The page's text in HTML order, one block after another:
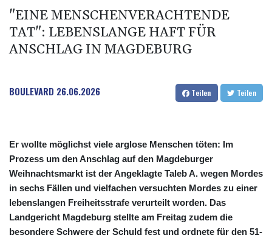
Amtsantritt von Kolumbiens Staatschef De la Espriella von
Gewalt überschattet
Basketball-WM: Geiselsöder macht gesamte Vorbereitung mit
"EINE MENSCHENVERACHTENDE
TAT": LEBENSLANGE HAFT FÜR
ANSCHLAG IN MAGDEBURG
BOULEVARD 26.06.2026 Teilen Teilen
Er wollte möglichst viele arglose Menschen töten: Im
Prozess um den Anschlag auf den Magdeburger
Weihnachtsmarkt ist der Angeklagte Taleb A. wegen Mordes
in sechs Fällen und vielfachen versuchten Mordes zu einer
lebenslangen Freiheitsstrafe verurteilt worden. Das
Landgericht Magdeburg stellte am Freitag zudem die
besondere Schwere der Schuld fest und ordnete für den 51-